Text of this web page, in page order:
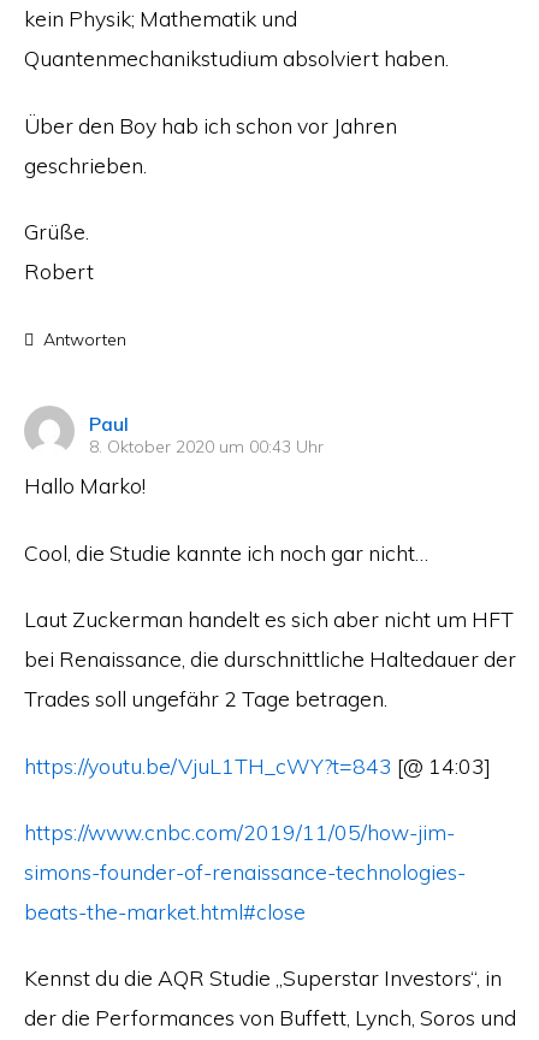
kein Physik; Mathematik und
Quantenmechanikstudium absolviert haben.
Über den Boy hab ich schon vor Jahren
geschrieben.
Grüße.
Robert
Antworten
Paul
sagt:
8. Oktober 2020 um 00:43 Uhr
Hallo Marko!
Cool, die Studie kannte ich noch gar nicht…
Laut Zuckerman handelt es sich aber nicht um HFT
bei Renaissance, die durschnittliche Haltedauer der
Trades soll ungefähr 2 Tage betragen.
https://youtu.be/VjuL1TH_cWY?t=843 [@ 14:03]
https://www.cnbc.com/2019/11/05/how-jim-
simons-founder-of-renaissance-technologies-
beats-the-market.html#close
Kennst du die AQR Studie „Superstar Investors“, in
der die Performances von Buffett, Lynch, Soros und